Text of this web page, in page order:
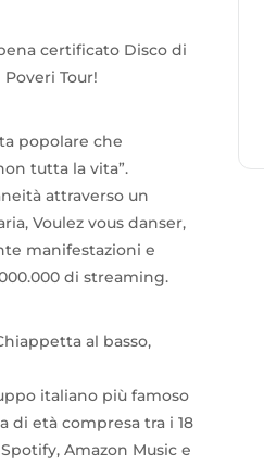
certificato Disco di
Tour!
popolare che
tutta la vita”.
attraverso un
Voulez vous danser,
manifestazioni e
di streaming.
al basso,
italiano più famoso
di età compresa tra i 18
Amazon Music e